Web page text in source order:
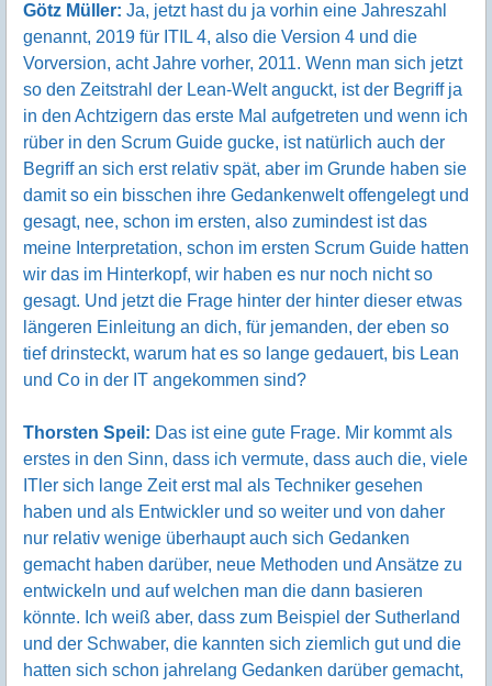
Götz Müller: Ja, jetzt hast du ja vorhin eine Jahreszahl
genannt, 2019 für ITIL 4, also die Version 4 und die
Vorversion, acht Jahre vorher, 2011. Wenn man sich jetzt
so den Zeitstrahl der Lean-Welt anguckt, ist der Begriff ja
in den Achtzigern das erste Mal aufgetreten und wenn ich
rüber in den Scrum Guide gucke, ist natürlich auch der
Begriff an sich erst relativ spät, aber im Grunde haben sie
damit so ein bisschen ihre Gedankenwelt offengelegt und
gesagt, nee, schon im ersten, also zumindest ist das
meine Interpretation, schon im ersten Scrum Guide hatten
wir das im Hinterkopf, wir haben es nur noch nicht so
gesagt. Und jetzt die Frage hinter der hinter dieser etwas
längeren Einleitung an dich, für jemanden, der eben so
tief drinsteckt, warum hat es so lange gedauert, bis Lean
und Co in der IT angekommen sind?
Thorsten Speil: Das ist eine gute Frage. Mir kommt als
erstes in den Sinn, dass ich vermute, dass auch die, viele
ITler sich lange Zeit erst mal als Techniker gesehen
haben und als Entwickler und so weiter und von daher
nur relativ wenige überhaupt auch sich Gedanken
gemacht haben darüber, neue Methoden und Ansätze zu
entwickeln und auf welchen man die dann basieren
könnte. Ich weiß aber, dass zum Beispiel der Sutherland
und der Schwaber, die kannten sich ziemlich gut und die
hatten sich schon jahrelang Gedanken darüber gemacht,